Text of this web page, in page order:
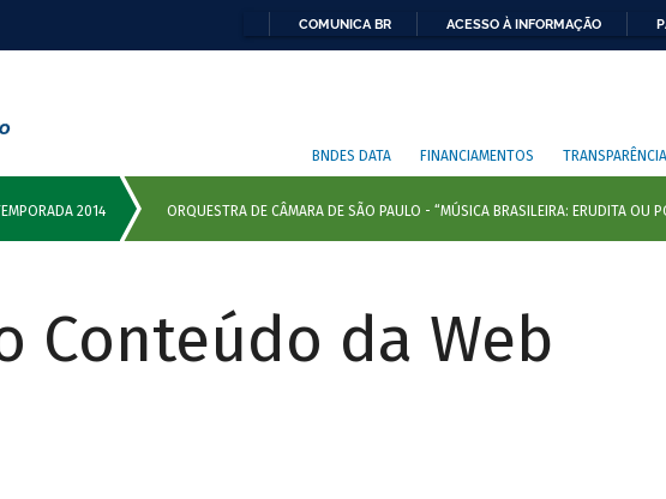
COMUNICA BR ACESSO À INFORMAÇÃO
BNDES DATA FINANCIAMENTOS TRANSPARÊNCIA
Conteúdo da Web